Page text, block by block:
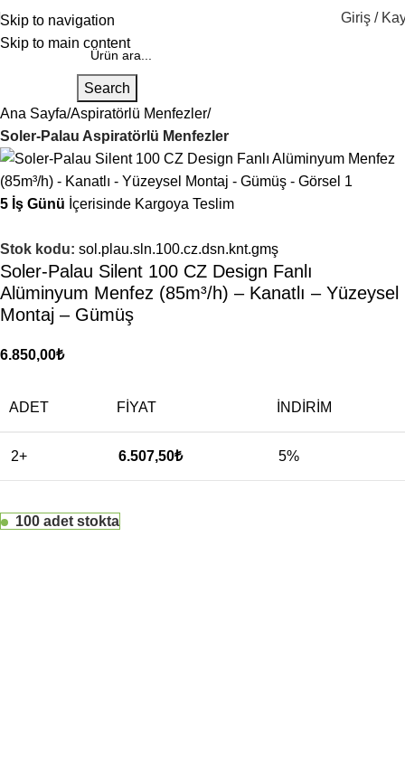
Skip to navigation
Skip to main content
Giriş /
Search
Ana Sayfa Aspiratörlü Menfezler
Soler-Palau Aspiratörlü Menfezler
5 İş Günü İçerisinde Kargoya Teslim
Stok kodu: sol.plau.sln.100.cz.dsn.knt.gmş
Soler-Palau Silent 100 CZ Design Fanlı
Alüminyum Menfez (85m³/h) – Kanatlı – Yüzeysel
Montaj – Gümüş
6.850,00₺
ADET FIYAT İNDIRIM
2+ 6.507,50₺ 5%
100 adet stokta